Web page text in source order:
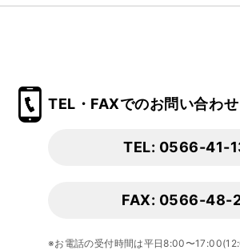
TEL・FAXでのお問い合わせ
TEL: 0566-41-
FAX: 0566-48-
※お電話の受付時間は平日8:00〜